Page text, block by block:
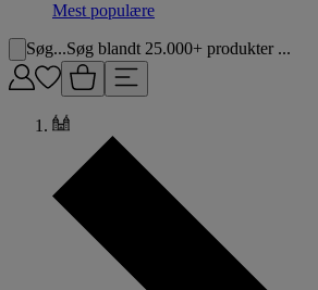
Mest populære
Søg...Søg blandt 25.000+ produkter ...